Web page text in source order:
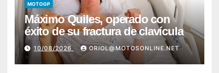
MOTOGP
Máximo Quiles, operado con
éxito de su fractura de clavícula
10/08/2026 ORIOL@MOTOSONLINE.NET